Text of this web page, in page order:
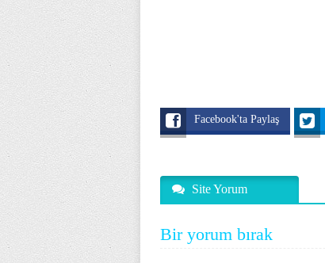
Facebook'ta Paylaş
Site Yorum
Bir yorum bırak